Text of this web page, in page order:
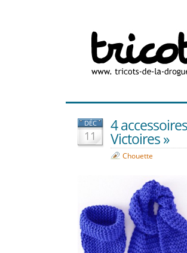
DÉC
11
4
Victoires »
Chouette